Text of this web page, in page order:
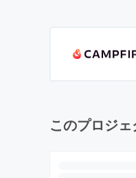
このプロジ